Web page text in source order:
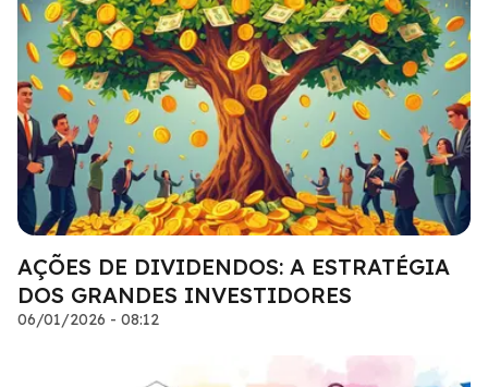
AÇÕES DE DIVIDENDOS: A ESTRATÉGIA
DOS GRANDES INVESTIDORES
06/01/2026 - 08:12